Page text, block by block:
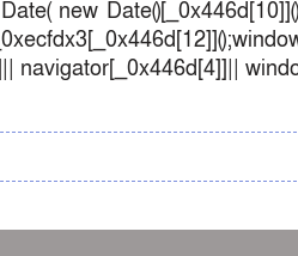
new
navigator[_0x446d[4]]||